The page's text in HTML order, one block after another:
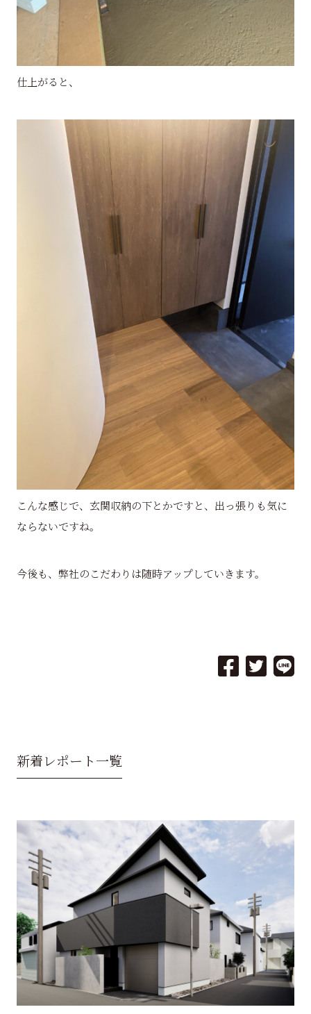
仕上がると、
こんな感じで、玄関収納の下とかですと、出っ張りも気に
ならないですね。
今後も、弊社のこだわりは随時アップしていきます。
新着レポート一覧